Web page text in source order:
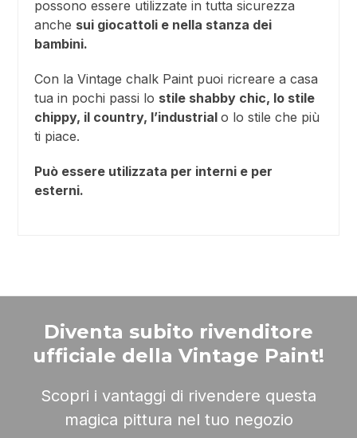
possono essere utilizzate in tutta sicurezza
anche sui giocattoli e nella stanza dei
bambini.
Con la Vintage chalk Paint puoi ricreare a casa
tua in pochi passi lo stile shabby chic, lo stile
chippy, il country, l’industrialo lo stile che più
ti piace.
Può essere utilizzata per interni e per
esterni.
Diventa subito rivenditore
ufficiale della Vintage Paint!
Scopri i vantaggi di rivendere questa
magica pittura nel tuo negozio